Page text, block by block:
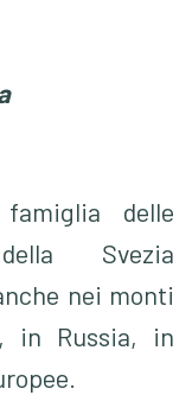
delle
Svezia
nei monti
in Russia, in